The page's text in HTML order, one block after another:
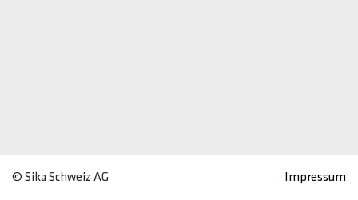
© Sika Schweiz AG Impressum